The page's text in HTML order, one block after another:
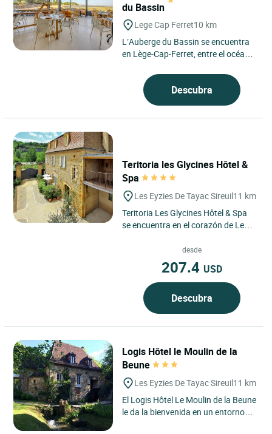
du Bassin
Lege Cap Ferret10 km
L’Auberge du Bassin se encuentra
en Lège-Cap-Ferret, entre el océano
cerca de Burdeos,...
Descubra
Teritoria les Glycines Hôtel &
Spa
Les Eyzies De Tayac Sireuil11 km
Teritoria Les Glycines Hôtel & Spa
se encuentra en el corazón de Les
dentro del Périgord...
desde
207.4 USD
Descubra
Logis Hôtel le Moulin de la
Beune
Les Eyzies De Tayac Sireuil11 km
El Logis Hôtel Le Moulin de la Beune
le da la bienvenida en un entorno